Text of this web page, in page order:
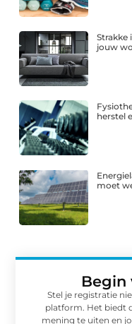
Strakke
jouw
herstel
moet
Begin
Stel je registratie
platform. Het biedt
mening te uiten en